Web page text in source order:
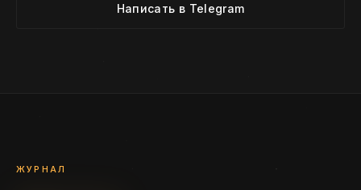
Написать в Telegram
ЖУРНАЛ